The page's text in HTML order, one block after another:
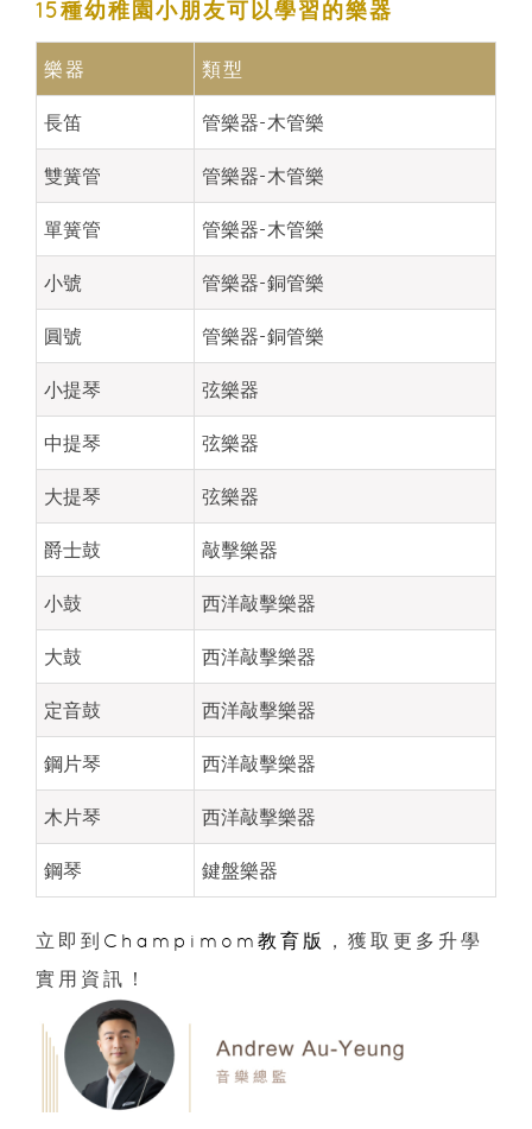
15種幼稚園小朋友可以學習的樂器
樂器 類型
長笛 管樂器-木管樂
雙簧管 管樂器-木管樂
單簧管 管樂器-木管樂
小號 管樂器-銅管樂
圓號 管樂器-銅管樂
小提琴 弦樂器
中提琴 弦樂器
大提琴 弦樂器
爵士鼓 敲擊樂器
小鼓 西洋敲擊樂器
大鼓 西洋敲擊樂器
定音鼓 西洋敲擊樂器
鋼片琴 西洋敲擊樂器
木片琴 西洋敲擊樂器
鋼琴 鍵盤樂器
立即到 Champimom教育版
，獲取更多升學
實用資訊！